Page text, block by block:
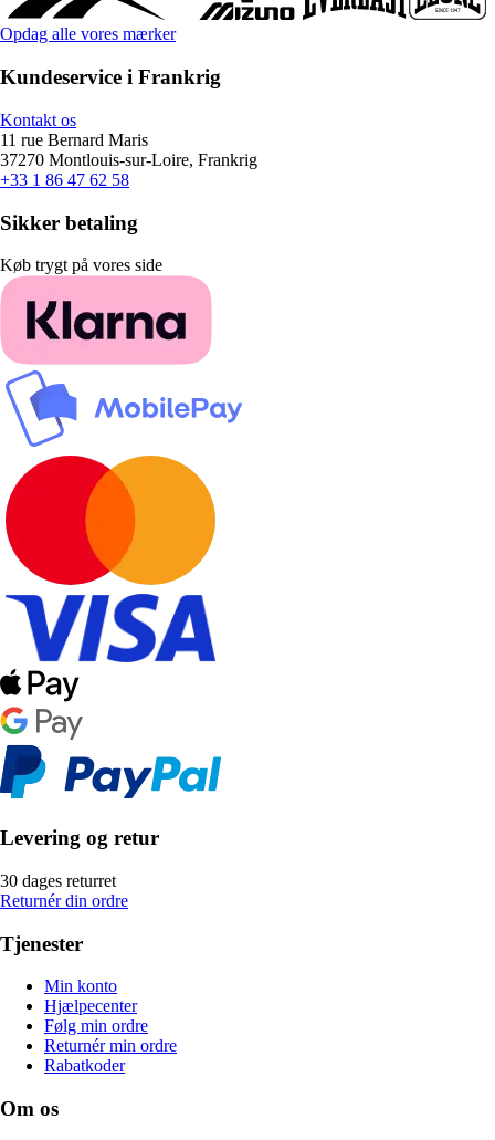
Opdag alle vores mærker
Kundeservice i Frankrig
Kontakt os
11 rue Bernard Maris
37270 Montlouis-sur-Loire, Frankrig
+33 1 86 47 62 58
Sikker betaling
Køb trygt på vores side
Levering og retur
30 dages returret
Returnér din ordre
Tjenester
Min konto
Hjælpecenter
Følg min ordre
Returnér min ordre
Rabatkoder
Om os